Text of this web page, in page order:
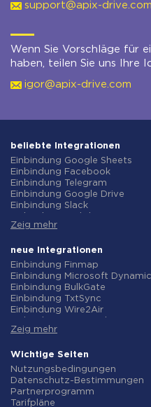
support@apix-drive.com
Wenn Sie Vorschläge für
haben, teilen Sie uns Ihre
igor@apix-drive.com
beliebte Integrationen
Einbindung Google Sheets
Einbindung Facebook
Einbindung Telegram
Einbindung Google Drive
Einbindung Slack
Einbindung Gmail
Einbindung ClickUp
Einbindung Airtable
Einbindung Google Contacts
Einbindung OpenAI (ChatGPT)
Einbindung Instagram
Einbindung ActiveCampaign
Einbindung Typeform
Einbindung Salesforce CRM
Einbindung Notion
Einbindung AWeber
Einbindung Asana
Einbindung ZOHO CRM
Zeig mehr
neue Integrationen
Einbindung Finmap
Einbindung Microsoft
Einbindung BulkGate
Einbindung TxtSync
Einbindung Wire2Air
Einbindung Infobip
Einbindung AtomPark
Einbindung TXTImpact
Einbindung Campaign Monitor
Einbindung CM.com
Einbindung D7 Networks
Zeig mehr
Wichtige Seiten
Nutzungsbedingungen
Datenschutz-Bestimmungen
Partnerprogramm
Tarifpläne